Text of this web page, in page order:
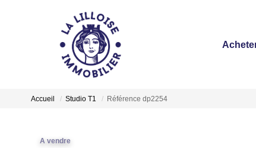
Accueil Studio T1 Référence dp2254
A vendre